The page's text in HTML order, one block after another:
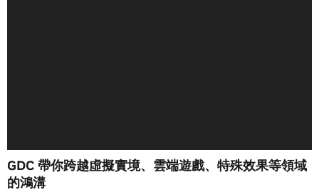
GDC 帶你跨越虛擬實境、雲端遊戲、特殊效果等領域
的鴻溝